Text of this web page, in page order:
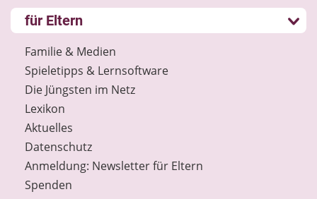
Internet-ABC Sitemap
Barrierefreiheit
Länderprojekte
Spiel und Spaß
Mitreden und Mitmachen
Lexikon
Datenschutz
Newsletter
Lernmodule
Unterrichts­materialien
Internet-ABC-Schule
Praxishilfen
Aktuelles
Materialbestellung
Lexikon
Datenschutz
Newsletter
Spenden
für Eltern
Familie & Medien
Spieletipps & Lernsoftware
Die Jüngsten im Netz
Lexikon
Aktuelles
Datenschutz
Anmeldung: Newsletter für Eltern
Spenden